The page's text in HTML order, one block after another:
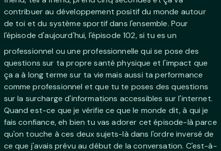
contribuer au développement positif du monde autour
de toi et du système sportif dans l'ensemble. Pour
l'épisode d'aujourd'hui, l'épisode 102, si tu es un
professionnel ou une professionnelle qui se pose des
questions sur ta propre santé physique et l'impact que
ça a à long terme sur ta vie mais aussi ta performance
comme professionnel et que tu te poses des questions
sur la surcharge d'informations accessibles sur l'internet.
Quand est-ce que je vérifie ce que le monde dit, à qui je
fais confiance, eh bien tu vas adorer cet épisode-là parce
qu'on touche à ces deux sujets-là dans l'ordre inversé de
ce que j'avais prévu au début de la conversation. C'est-à-